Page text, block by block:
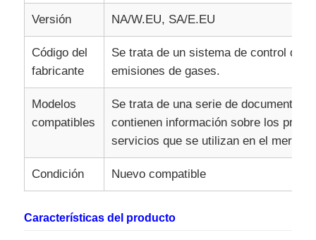
Versión NA/W.EU, SA/E.EU
Código del
fabricante
Se trata de un sistema de control de
emisiones de gases.
Modelos
compatibles
Se trata de una serie de documentos
contienen información sobre los
servicios que se utilizan en el
Condición Nuevo compatible
Características del producto